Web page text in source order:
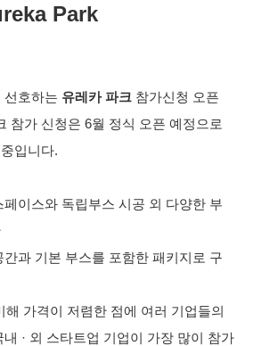
Park
선호하는 유레카 파크참가신청 오픈
참가 신청은 6월 정식 오픈 예정으로
입니다.
페이스와 독립부스 시공 외 다양한 부
과 기본 부스를 포함한 패키지로 구
해 가격이 저렴한 점에 여러 기업들의
내 · 외 스타트업 기업이 가장 많이 참가